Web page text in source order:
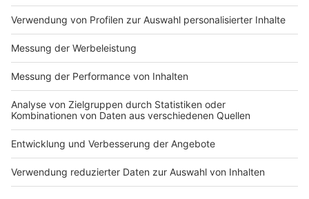
Impressum
Nutzungsbedingungen
Jobs
Presse
Werben
Kontakt
Studio-Hotline
Verkehrs-Hotline
Newsletter